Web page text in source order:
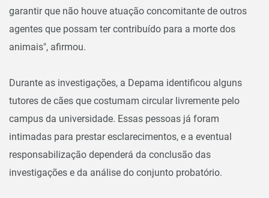
garantir que não houve atuação concomitante de outros
agentes que possam ter contribuído para a morte dos
animais", afirmou.
Durante as investigações, a Depama identificou alguns
tutores de cães que costumam circular livremente pelo
campus da universidade. Essas pessoas já foram
intimadas para prestar esclarecimentos, e a eventual
responsabilização dependerá da conclusão das
investigações e da análise do conjunto probatório.